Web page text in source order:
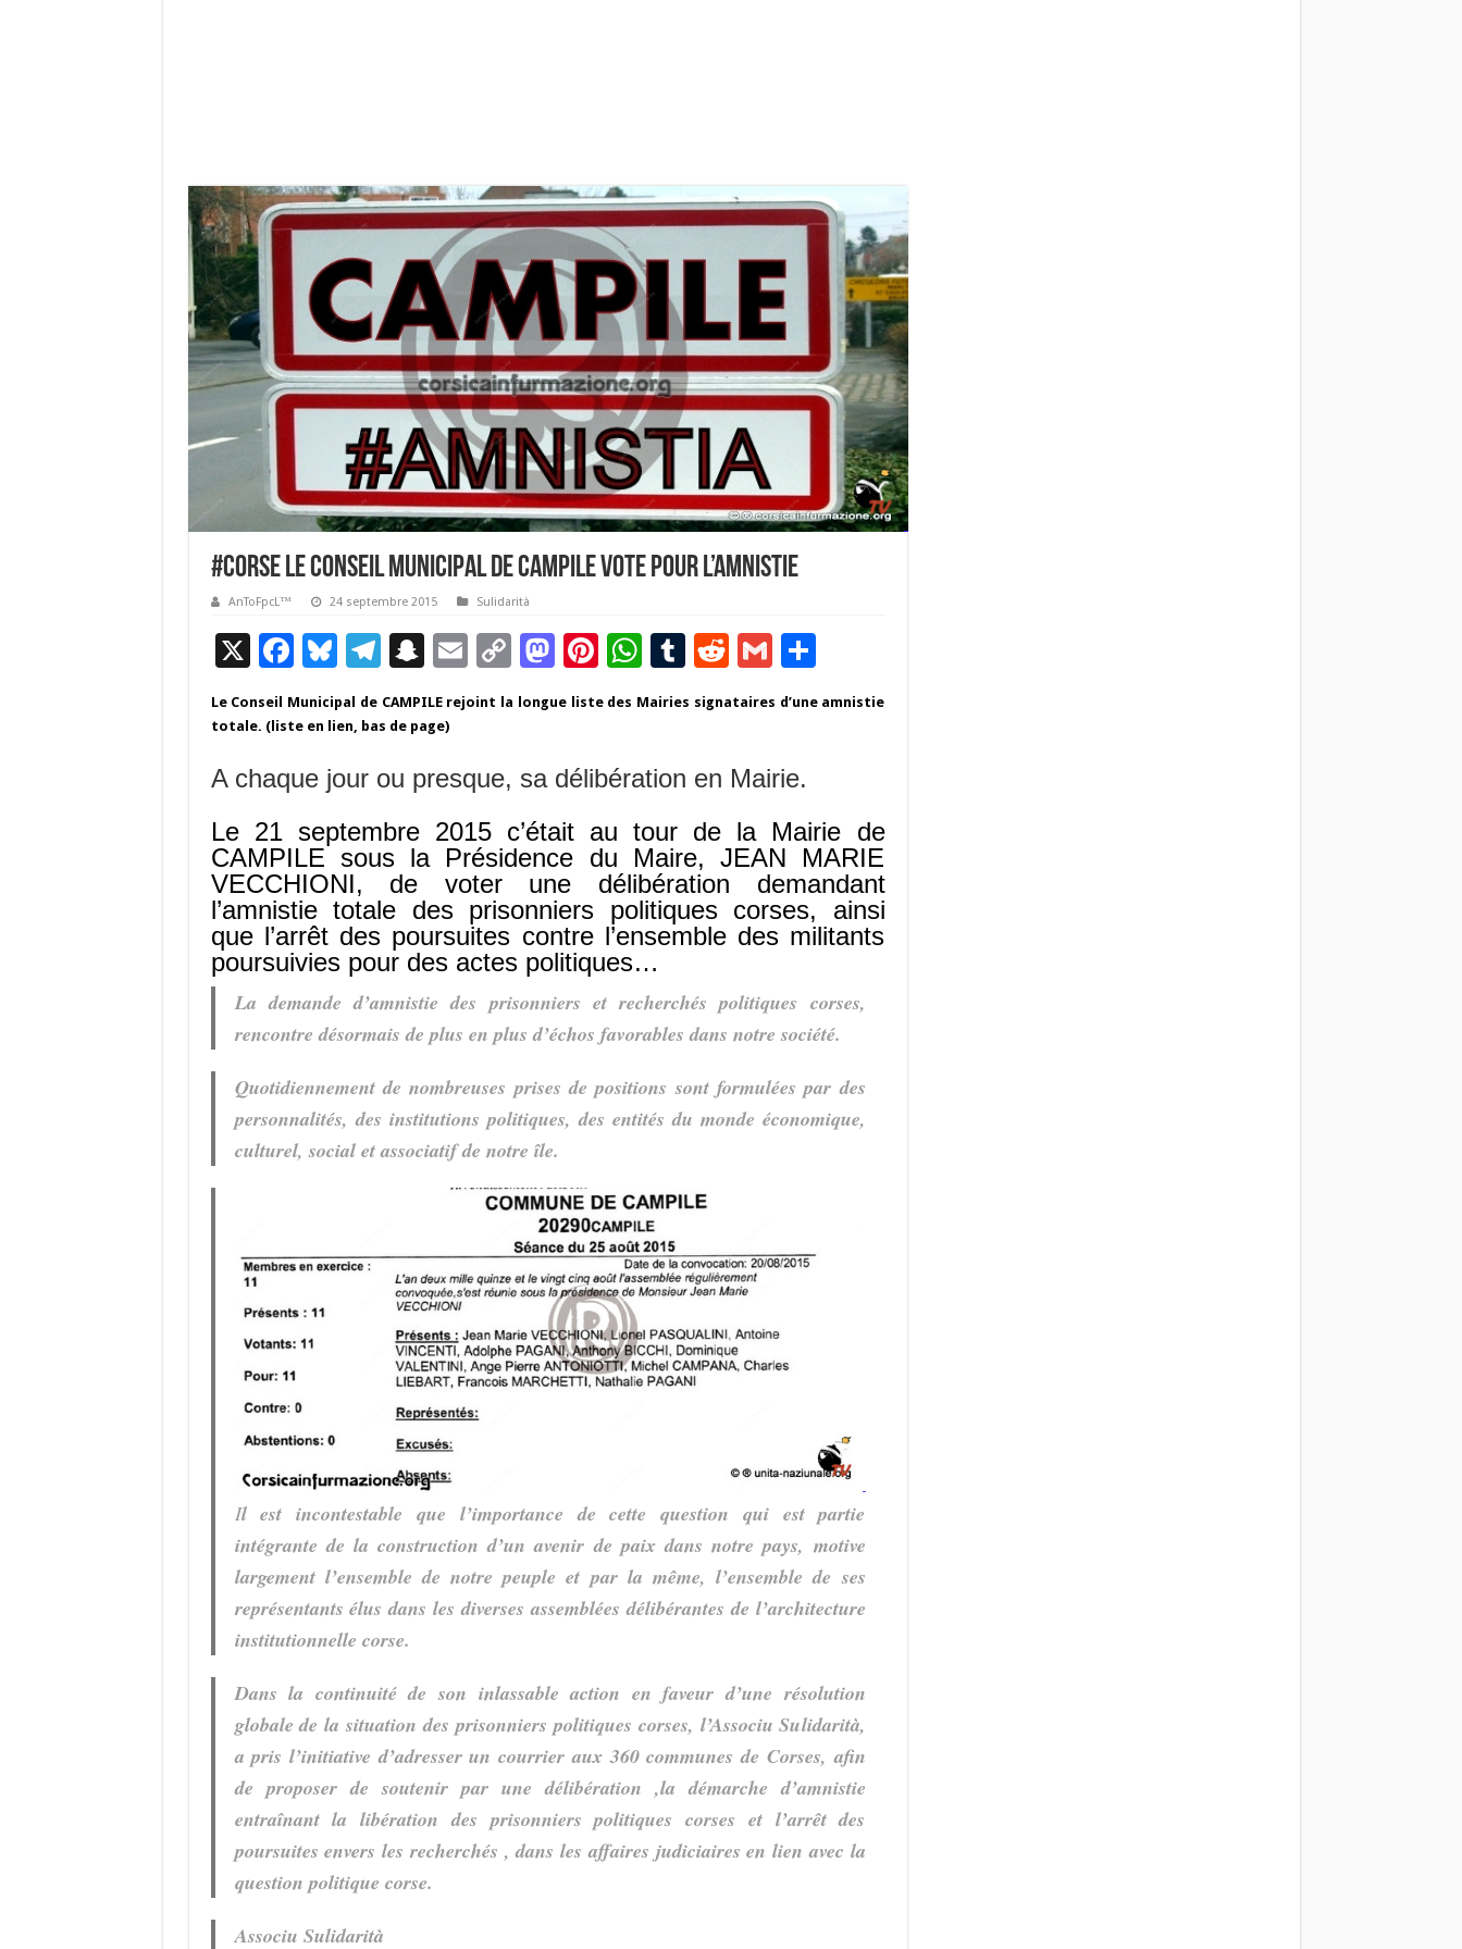
#Corse Le Conseil Municipal de CAMPILE vote pour l’Amnistie
AnToFpcL™ 24 septembre 2015 Sulidarità
X F
ac
e
o
o
k
Bl
u
es
T
e
a
m
S
a
c
h
at
E
m
ai
C
o
p
Li
n
k
M
as
to
o
n
Pi
nt
er
t
W
h
at
p
p
T
u
m
r
R
d
t
G
m
ai
P
ta
Le Conseil Municipal de CAMPILE rejoint la longue liste des Mairies signataires d’une amnistie
totale. (liste en lien, bas de page)
A chaque jour ou presque, sa délibération en Mairie.
Le 21 septembre 2015 c’était au tour de la Mairie de
CAMPILE sous la Présidence du Maire, JEAN MARIE
VECCHIONI, de voter une délibération demandant
l’amnistie totale des prisonniers politiques corses, ainsi
que l’arrêt des poursuites contre l’ensemble des militants
poursuivies pour des actes politiques…
La demande d’amnistie des prisonniers et recherchés politiques corses,
rencontre désormais de plus en plus d’échos favorables dans notre société.
Quotidiennement de nombreuses prises de positions sont formulées par des
personnalités, des institutions politiques, des entités du monde économique,
culturel, social et associatif de notre île.
Il est incontestable que l’importance de cette question qui est partie
intégrante de la construction d’un avenir de paix dans notre pays, motive
largement l’ensemble de notre peuple et par la même, l’ensemble de ses
représentants élus dans les diverses assemblées délibérantes de l’architecture
institutionnelle corse.
Dans la continuité de son inlassable action en faveur d’une résolution
globale de la situation des prisonniers politiques corses, l’Associu Sulidarità,
a pris l’initiative d’adresser un courrier aux 360 communes de Corses, afin
de proposer de soutenir par une délibération ,la démarche d’amnistie
entraînant la libération des prisonniers politiques corses et l’arrêt des
poursuites envers les recherchés , dans les affaires judiciaires en lien avec la
question politique corse.
Associu Sulidarità